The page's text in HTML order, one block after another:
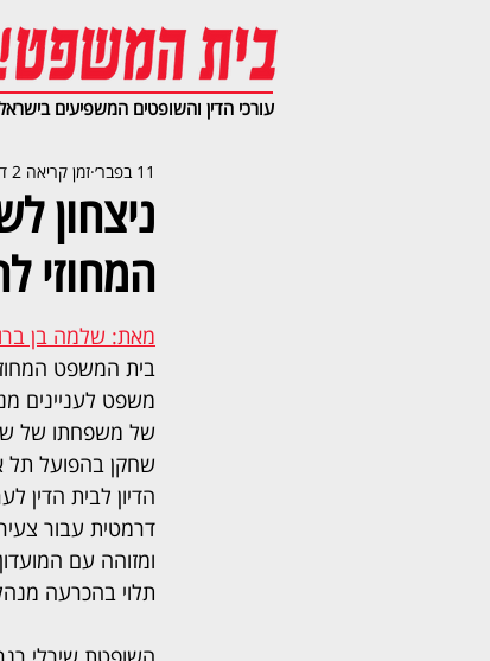
עורכי הדין והשופטים המשפיעים
ניצחון
המחוזי
11 בפבר׳ זמן קריאה 2 דקות
מאת: שלמה בן
בית המשפט
משפט לעניינים
של משפחתו של
שחקן בהפועל תל
הדיון לבית הדין
דרמטית עבור
ומזוהה עם
תלוי בהכרעה